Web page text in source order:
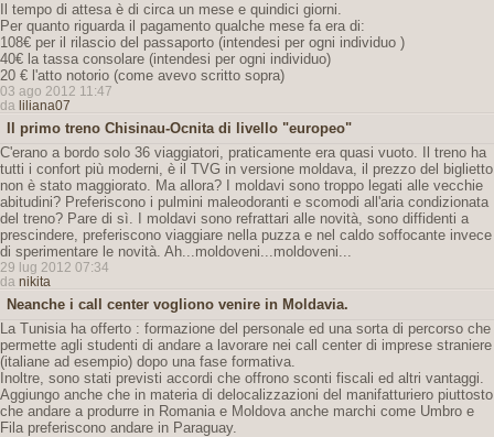
Il tempo di attesa è di circa un mese e quindici giorni.
Per quanto riguarda il pagamento qualche mese fa era di:
108€ per il rilascio del passaporto (intendesi per ogni individuo )
40€ la tassa consolare (intendesi per ogni individuo)
20 € l'atto notorio (come avevo scritto sopra)
03 ago 2012 11:47
da liliana07
Il primo treno Chisinau-Ocnita di livello "europeo"
C'erano a bordo solo 36 viaggiatori, praticamente era quasi vuoto. Il treno ha
tutti i confort più moderni, è il TVG in versione moldava, il prezzo del biglietto
non è stato maggiorato. Ma allora? I moldavi sono troppo legati alle vecchie
abitudini? Preferiscono i pulmini maleodoranti e scomodi all'aria condizionata
del treno? Pare di sì. I moldavi sono refrattari alle novità, sono diffidenti a
prescindere, preferiscono viaggiare nella puzza e nel caldo soffocante invece
di sperimentare le novità. Ah...moldoveni...moldoveni...
29 lug 2012 07:34
da nikita
Neanche i call center vogliono venire in Moldavia.
La Tunisia ha offerto : formazione del personale ed una sorta di percorso che
permette agli studenti di andare a lavorare nei call center di imprese straniere
(italiane ad esempio) dopo una fase formativa.
Inoltre, sono stati previsti accordi che offrono sconti fiscali ed altri vantaggi.
Aggiungo anche che in materia di delocalizzazioni del manifatturiero piuttosto
che andare a produrre in Romania e Moldova anche marchi come Umbro e
Fila preferiscono andare in Paraguay.